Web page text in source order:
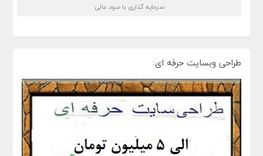
سرمایه گذاری با سود عالی
طراحی وبسایت حرفه ای: